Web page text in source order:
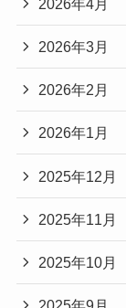
2026年4月
2026年3月
2026年2月
2026年1月
2025年12月
2025年11月
2025年10月